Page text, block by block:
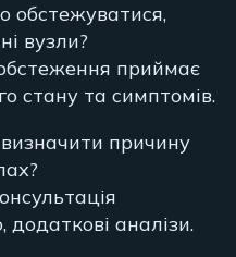
обстежуватися,
вузли?
приймає
стану та симптомів.
причину
додаткові аналізи.